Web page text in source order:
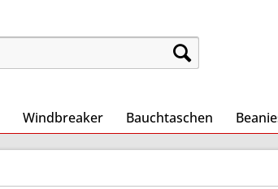
Windbreaker Bauchtaschen